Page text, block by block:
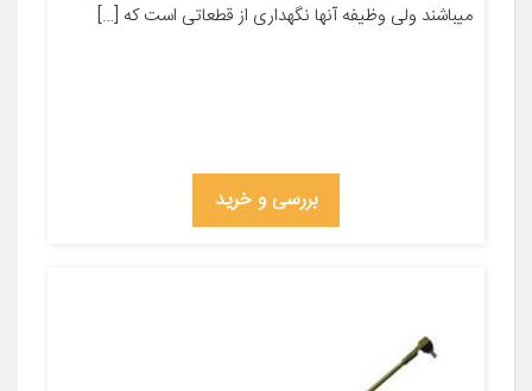
میباشند ولی وظیفه آنها نگهداری از قطعاتی است که […]
بررسی و خرید